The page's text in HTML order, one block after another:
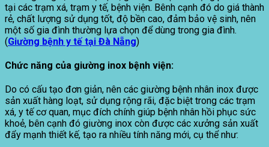
tại các trạm xá, trạm y tế, bệnh viện. Bênh cạnh đó do giá thành
rẻ, chất lượng sử dụng tốt, độ bền cao, đảm bảo vệ sinh, nên
một số gia đình thường lựa chọn để dùng trong gia đình.
(Giường bệnh y tế tại Đà Nẵng)
Chức năng của giường inox bệnh viện:
Do có cấu tạo đơn giản, nên các giường bệnh nhân inox được
sản xuất hàng loạt, sử dụng rộng rãi, đặc biệt trong các trạm
xá, y tế cơ quan, mục đích chính giúp bệnh nhân hồi phục sức
khoẻ, bên cạnh đó giường inox còn được các xưởng sản xuất
đẩy mạnh thiết kế, tạo ra nhiều tính năng mới, cụ thể như: